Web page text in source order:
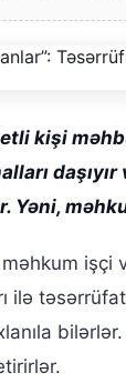
kişi
Yəni,
ilə